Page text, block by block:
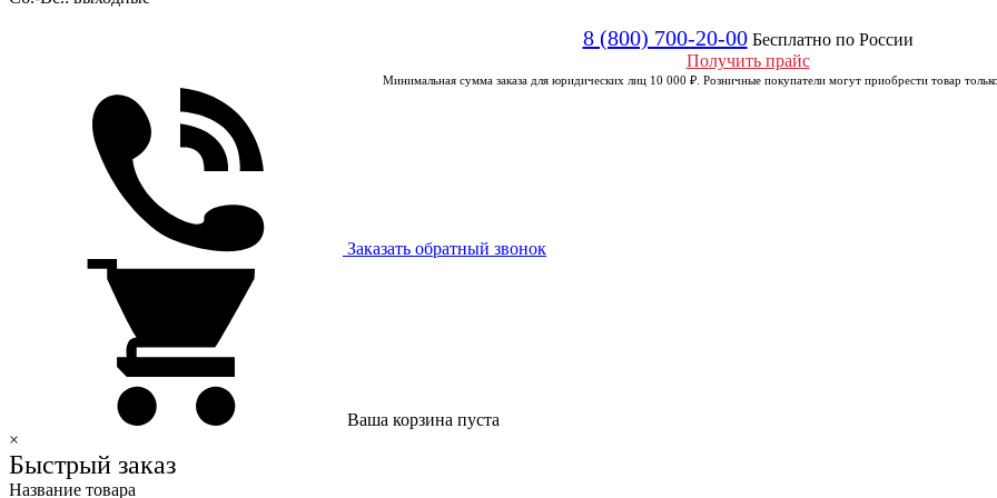
8 (800) 700-20-00 Бесплатно по России
Получить прайс
Минимальная сумма заказа для юридических лиц 10 000 ₽. Розничные покупатели могут приобрести товар
Заказать обратный звонок
Ваша корзина пуста
×
Быстрый заказ
Название товара